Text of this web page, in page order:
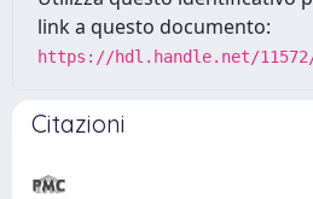
link a questo documento:
https://hdl.handle.net/11572/
Citazioni